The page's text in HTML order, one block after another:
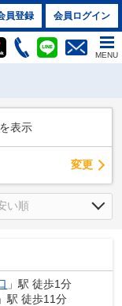
員登録 会員ログイン
MENU
表示
変更
」駅 徒歩1分
」駅 徒歩11分